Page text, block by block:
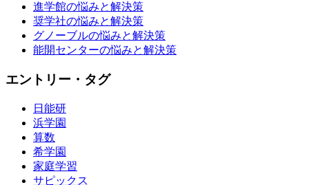
進学館の悩みと解決策
奨学社の悩みと解決策
グノーブルの悩みと解決策
能開センターの悩みと解決策
エントリー・タグ
日能研
浜学園
算数
希学園
家庭学習
サピックス